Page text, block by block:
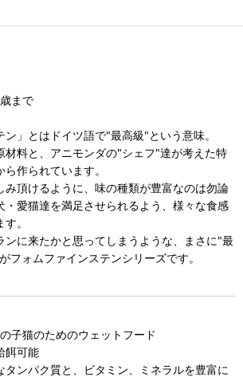
まで
ン」とはドイツ語で"最高級"という意味。
材料と、アニモンダの"シェフ"達が考えた特
作られています。
み頂けるように、味の種類が豊富なのは勿論
・愛猫達を満足させられるよう、様々な食感
。
ンに来たかと思ってしまうような、まさに"最
フォムファインステンシリーズです。
子猫のためのウェットフード
餌可能
タンパク質と、ビタミン、ミネラルを豊富に